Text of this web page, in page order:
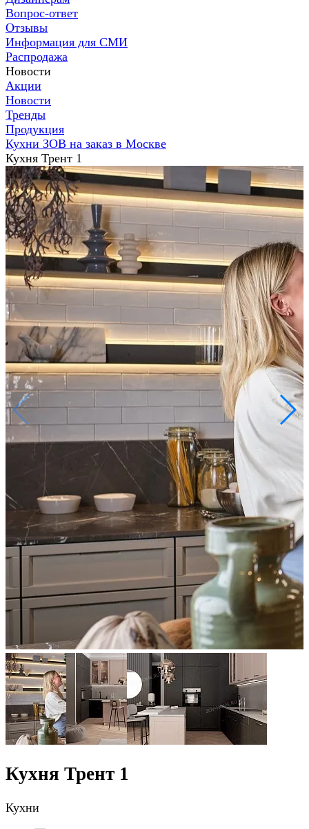
Вопрос-ответ
Отзывы
Информация для СМИ
Распродажа
Новости
Акции
Новости
Тренды
Продукция
Кухни ЗОВ на заказ в Москве
Кухня Трент 1
Кухня Трент 1
Кухни